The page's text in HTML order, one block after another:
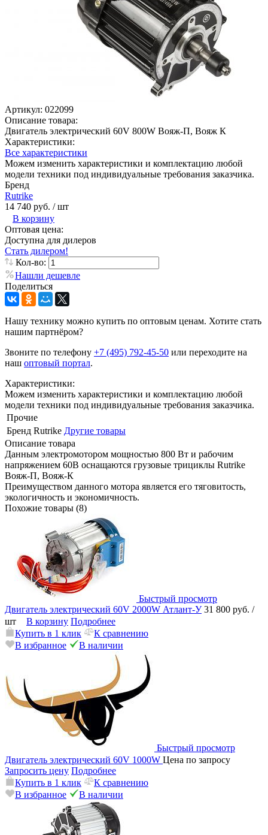
Артикул: 022099
Описание товара:
Двигатель электрический 60V 800W Вояж-П, Вояж К
Характеристики:
Все характеристики
Можем изменить характеристики и комплектацию любой
модели техники под индивидуальные требования заказчика.
Бренд
Rutrike
14 740 руб. / шт
В корзину
Оптовая цена:
Доступна для дилеров
Стать дилером!
Кол-во:
Нашли дешевле
Поделиться
Нашу технику можно купить по оптовым ценам. Хотите стать
нашим партнёром?
Звоните по телефону +7 (495) 792-45-50 или переходите на
наш оптовый портал.
Характеристики:
Можем изменить характеристики и комплектацию любой
модели техники под индивидуальные требования заказчика.
Прочие
Бренд Rutrike Другие товары
Описание товара
Данным электромотором мощностью 800 Вт и рабочим
напряжением 60В оснащаются грузовые трициклы Rutrike
Вояж-П, Вояж-К
Преимуществом данного мотора является его тяговитость,
экологичность и экономичность.
Похожие товары (8)
Быстрый просмотр
Двигатель электрический 60V 2000W Атлант-У 31 800 руб. /
шт
В корзину Подробнее
Купить в 1 клик
К сравнению
В избранное
В наличии
Быстрый просмотр
Двигатель электрический 60V 1000W Цена по запросу
Запросить цену Подробнее
Купить в 1 клик
К сравнению
В избранное
В наличии